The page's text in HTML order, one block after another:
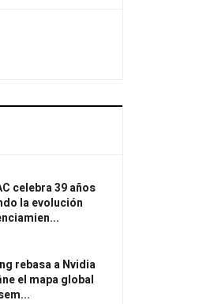
celebra 39 años
la evolución
rebasa a Nvidia
el mapa global